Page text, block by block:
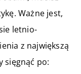
Ważne jest,
letnio-
z największą
sięgnąć po: